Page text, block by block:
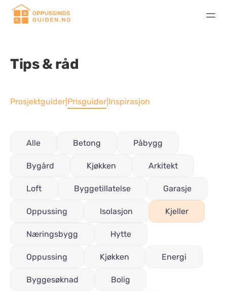
Tips & råd
Prosjektguider Prisguider Inspirasjon
Alle Betong Påbygg
Bygård Kjøkken Arkitekt
Loft Byggetillatelse Garasje
Oppussing Isolasjon Kjeller
Næringsbygg Hytte
Oppussing Kjøkken Energi
Byggesøknad Bolig